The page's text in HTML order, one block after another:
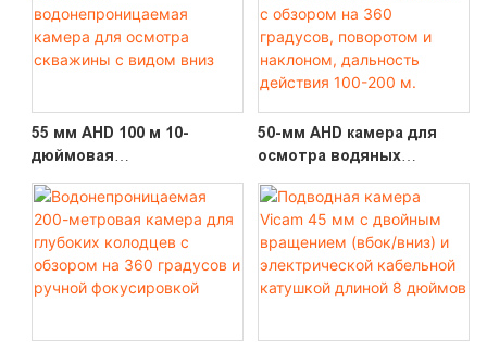
55 мм AHD 100 м 10-
дюймовая
водонепроницаемая
камера для осмотра
скважины с видом вниз
50-мм AHD камера для
осмотра водяных
скважин с обзором на 360
градусов, поворотом и
наклоном, дальность
действия 100-200 м.